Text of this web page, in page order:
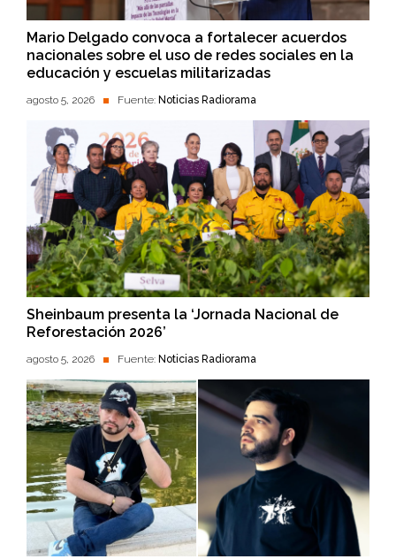
Mario Delgado convoca a fortalecer acuerdos
nacionales sobre el uso de redes sociales en la
educación y escuelas militarizadas
agosto 5, 2026 Fuente: Noticias Radiorama
Sheinbaum presenta la ‘Jornada Nacional de
Reforestación 2026’
agosto 5, 2026 Fuente: Noticias Radiorama